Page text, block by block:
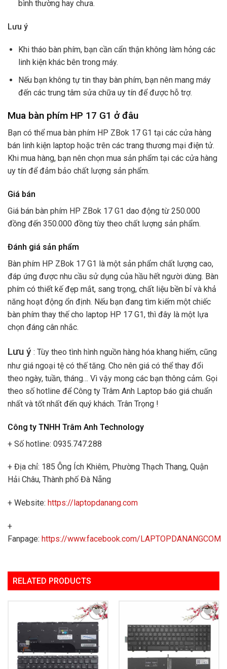
bình thường hay chưa.
Lưu ý
Khi tháo bàn phím, bạn cần cẩn thận không làm hỏng các
linh kiện khác bên trong máy.
Nếu bạn không tự tin thay bàn phím, bạn nên mang máy
đến các trung tâm sửa chữa uy tín để được hỗ trợ.
Mua bàn phím HP 17 G1 ở đâu
Bạn có thể mua bàn phím HP ZBok 17 G1 tại các cửa hàng
bán linh kiện laptop hoặc trên các trang thương mại điện tử.
Khi mua hàng, bạn nên chọn mua sản phẩm tại các cửa hàng
uy tín để đảm bảo chất lượng sản phẩm.
Giá bán
Giá bán bàn phím HP ZBok 17 G1 dao động từ 250.000
đồng đến 350.000 đồng tùy theo chất lượng sản phẩm.
Đánh giá sản phẩm
Bàn phím HP ZBok 17 G1 là một sản phẩm chất lượng cao,
đáp ứng được nhu cầu sử dụng của hầu hết người dùng. Bàn
phím có thiết kế đẹp mắt, sang trọng, chất liệu bền bỉ và khả
năng hoạt động ổn định. Nếu bạn đang tìm kiếm một chiếc
bàn phím thay thế cho laptop HP 17 G1, thì đây là một lựa
chọn đáng cân nhắc.
Lưu ý : Tùy theo tình hình nguồn hàng hóa khang hiếm, cũng
như giá ngoại tệ có thế tăng. Cho nên giá có thể thay đổi
theo ngày, tuần, tháng… Vì vậy mong các bạn thông cảm. Gọi
theo số hotline để Công ty Trâm Anh Laptop báo giá chuẩn
nhất và tốt nhất đến quý khách. Trân Trọng !
Công ty TNHH Trâm Anh Technology
+ Số hotline: 0935.747.288
+ Địa chỉ: 185 Ông Ích Khiêm, Phường Thạch Thang, Quận
Hải Châu, Thành phố Đà Nẵng
+ Website: https://laptopdanang.com
+
Fanpage: https://www.facebook.com/LAPTOPDANANGCOM
RELATED PRODUCTS
Add to
Wishlist
Add to
Wishlist